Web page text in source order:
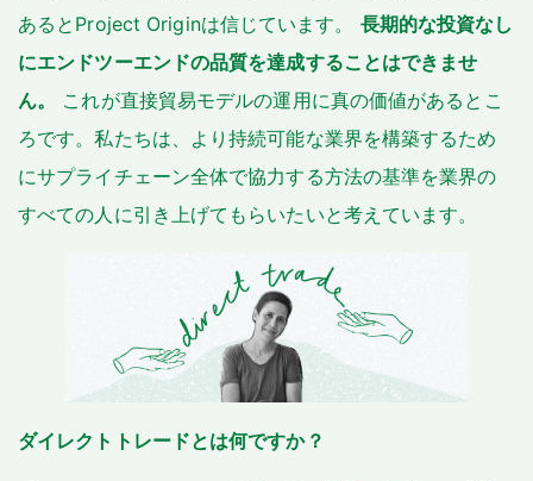
あるとProject Originは信じています。 長期的な投資なし
にエンドツーエンドの品質を達成することはできませ
ん。
これが直接貿易モデルの運用に真の価値があるとこ
ろです。私たちは、より持続可能な業界を構築するため
にサプライチェーン全体で協力する方法の基準を業界の
すべての人に引き上げてもらいたいと考えています。
ダイレクトトレードとは何ですか？